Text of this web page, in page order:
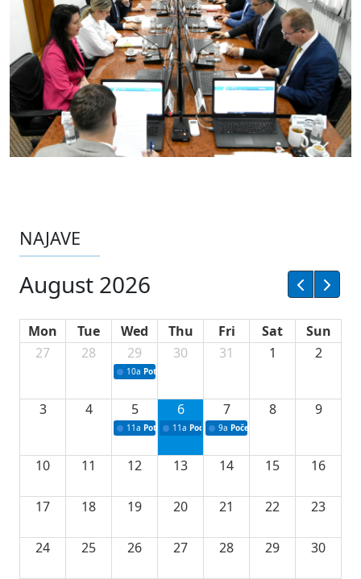
NAJAVE
August 2026
Mon Tue Wed Thu Fri Sat
Sun
27
28 29
10a Potpisivanje ugovora sa neprofitnim
30 31 1 2
3 4 5
11a Potpisivanje ugovora o stipendijama za
6
11a Podrška razvoju vodne infrastrukture u
7
9a Početak izgradnje nove
8 9
10 11 12 13 14 15 16
17 18 19 20 21 22 23
24 25 26 27 28 29 30